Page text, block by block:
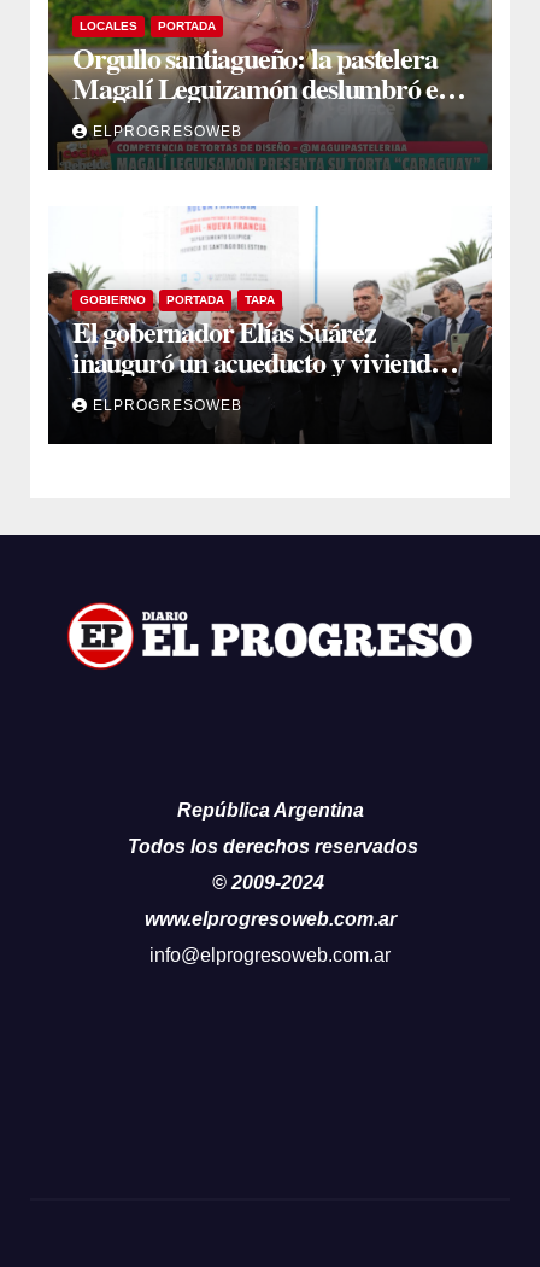
LOCALES PORTADA
Orgullo santiagueño: la pastelera
Magalí Leguizamón deslumbró en
Canal 13 con su torta “Caraguay” y
ganó la competencia
ELPROGRESOWEB
GOBIERNO PORTADA TAPA
El gobernador Elías Suárez
inauguró un acueducto y viviendas
sociales en El Simbol y Nueva
Francia
ELPROGRESOWEB
República Argentina
Todos los derechos reservados
© 2009-2024
www.elprogresoweb.com.ar
info@elprogresoweb.com.ar